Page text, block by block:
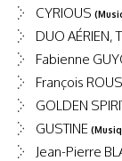
CYRIOUS
DUO AÉRIEN,
Fabienne
François
GOLDEN
GUSTINE
Jean-Pierre